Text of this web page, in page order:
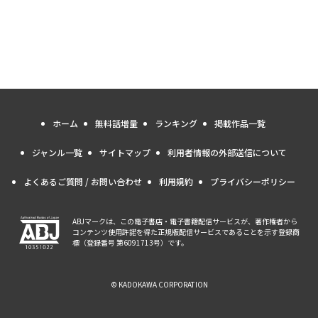
ホーム 無料話増量 ランキング 掲載作品一覧
ジャンル一覧 サイトマップ 利用者情報の外部送信について
よくあるご質問 / お問い合わせ 利用規約 プライバシーポリシー
ABJマークは、この電子書店・電子書籍配信サービスが、著作権者から
コンテンツ使用許諾を得た正規版配信サービスであることを示す登録商
標（登録番号 第6091713号）です。
© KADOKAWA CORPORATION